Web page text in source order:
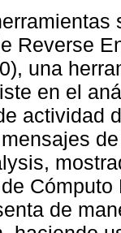
Reverse
una
en el
actividad
de